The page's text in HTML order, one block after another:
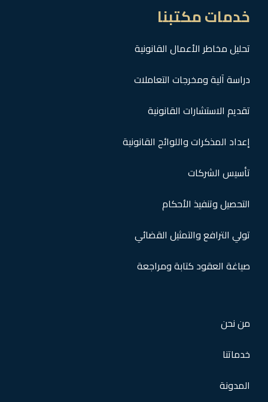
خدمات مكتبنا
تحليل مخاطر الأعمال القانونية
دراسة آلية ومخرجات التعاملات
تقديم الاستشارات القانونية
إعداد المذكرات واللوائح القانونية
تأسيس الشركات
التحصيل وتنفيذ الأحكام
تولي الترافع والتمثيل القضائي
صياغة العقود كتابة ومراجعة
من نحن
خدماتنا
المدونة